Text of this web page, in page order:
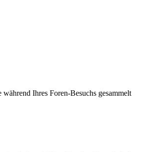
Ihres Foren-Besuchs gesammelt